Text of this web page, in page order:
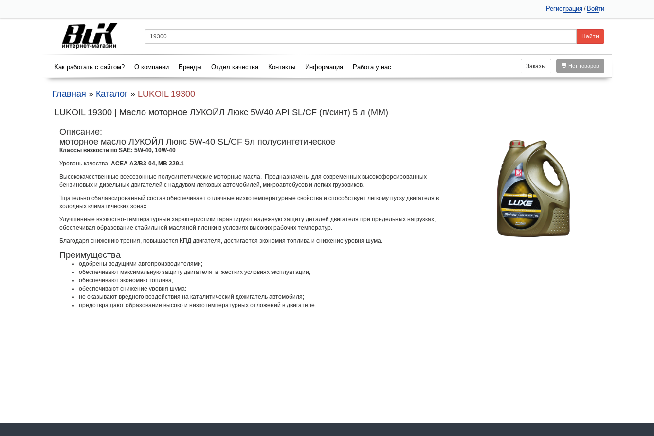
Регистрация / Войти
Как работать с сайтом? О компании Бренды Отдел качества Контакты Информация Работа у нас Нет товаров
Заказы
Главная » Каталог » LUKOIL 19300
LUKOIL 19300 | Масло моторное ЛУКОЙЛ Люкс 5W40 API SL/CF (п/синт) 5 л (ММ)
Описание:
моторное масло ЛУКОЙЛ Люкс 5W-40 SL/CF 5л полусинтетическое
Классы вязкости по SAE: 5W-40, 10W-40
Уровень качества: ACEA A3/B3-04, MB 229.1
Высококачественные всесезонные полусинтетические моторные масла. Предназначены для современных высокофорсированных
бензиновых и дизельных двигателей с наддувом легковых автомобилей, микроавтобусов и легких грузовиков.
Тщательно сбалансированный состав обеспечивает отличные низкотемпературные свойства и способствует легкому пуску двигателя в
холодных климатических зонах.
Улучшенные вязкостно-температурные характеристики гарантируют надежную защиту деталей двигателя при предельных нагрузках,
обеспечивая образование стабильной масляной пленки в условиях высоких рабочих температур.
Благодаря снижению трения, повышается КПД двигателя, достигается экономия топлива и снижение уровня шума.
Преимущества
одобрены ведущими автопроизводителями;
обеспечивают максимальную защиту двигателя в жестких условиях эксплуатации;
обеспечивают экономию топлива;
обеспечивают снижение уровня шума;
не оказывают вредного воздействия на каталитический дожигатель автомобиля;
предотвращают образование высоко и низкотемпературных отложений в двигателе.